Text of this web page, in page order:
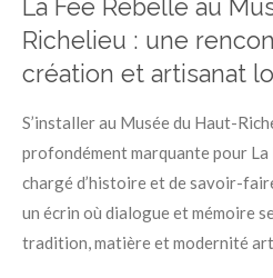
La Fée Rebelle au
Richelieu : une
création et artisanat
S’installer au Musée du Haut-
profondément marquante pour La
chargé d’histoire et de savoir-
un écrin où dialogue et mémoire
tradition, matière et modernité